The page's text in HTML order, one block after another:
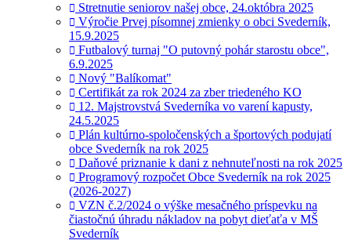
Stretnutie seniorov našej obce, 24.októbra 2025
Výročie Prvej písomnej zmienky o obci Svederník,
15.9.2025
Futbalový turnaj "O putovný pohár starostu obce",
6.9.2025
Nový "Balíkomat"
Certifikát za rok 2024 za zber triedeného KO
12. Majstrovstvá Svederníka vo varení kapusty,
24.5.2025
Plán kultúrno-spoločenských a športových podujatí
obce Svederník na rok 2025
Daňové priznanie k dani z nehnuteľnosti na rok 2025
Programový rozpočet Obce Svederník na rok 2025
(2026-2027)
VZN č.2/2024 o výške mesačného príspevku na
čiastočnú úhradu nákladov na pobyt dieťaťa v MŠ
Svederník